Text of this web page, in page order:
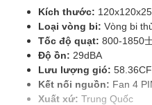
Kích thước:
Loại vòng bi: Vòng bi
Tốc độ quạt: 800-1850
Độ ồn: 29dBA
Lưu lượng gió:
Kết nối nguồn: Fan 4
Xuất xứ: Trung Quốc